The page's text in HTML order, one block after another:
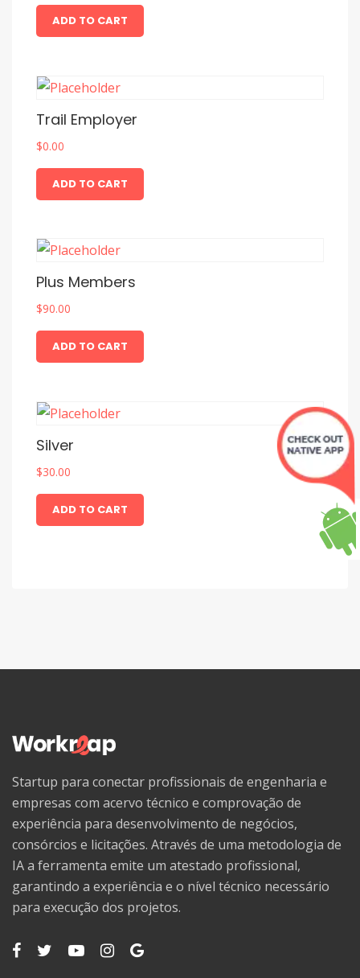
ADD TO CART
Trail Employer
$0.00
ADD TO CART
Plus Members
$90.00
ADD TO CART
Silver
$30.00
ADD TO CART
Startup para conectar profissionais de engenharia e
empresas com acervo técnico e comprovação de
experiência para desenvolvimento de negócios,
consórcios e licitações. Através de uma metodologia de
IA a ferramenta emite um atestado profissional,
garantindo a experiência e o nível técnico necessário
para execução dos projetos.